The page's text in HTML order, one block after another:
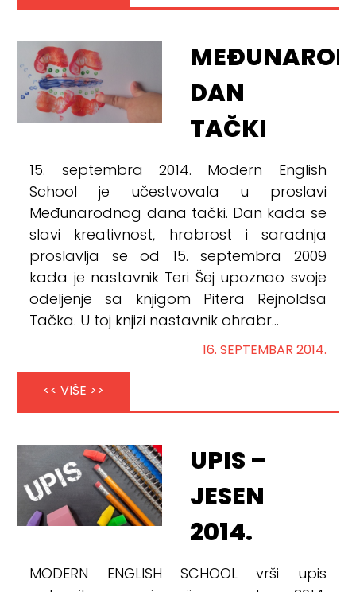
DAN
TAČKI
15. septembra 2014. Modern English
School je učestvovala u proslavi
Međunarodnog dana tački. Dan kada se
slavi kreativnost, hrabrost i saradnja
proslavlja se od 15. septembra 2009
kada je nastavnik Teri Šej upoznao svoje
odeljenje sa knjigom Pitera Rejnoldsa
Tačka. U toj knjizi nastavnik ohrabr...
16. SEPTEMBAR 2014.
<< VIŠE >>
UPIS –
JESEN
2014.
MODERN ENGLISH SCHOOL vrši upis